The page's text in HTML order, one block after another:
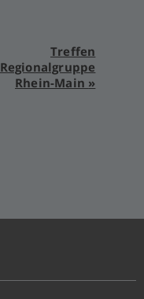
Treffen
Regionalgruppe
Rhein-Main »